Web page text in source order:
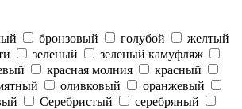
бронзовый голубой
желтый
зеленый
зеленый камуфляж
красная молния
красный
оливковый
оранжевый
Серебристый
серебряный